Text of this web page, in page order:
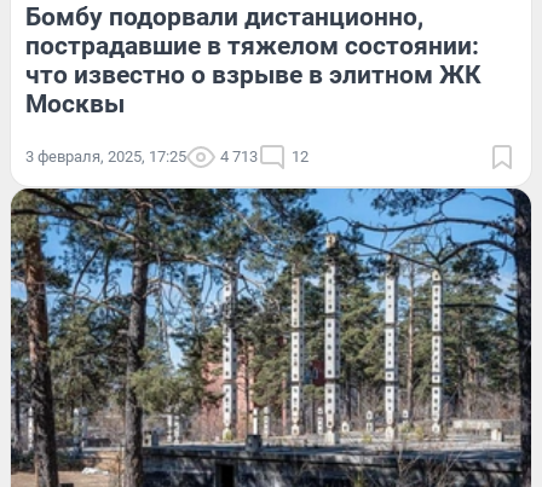
Бомбу подорвали дистанционно,
пострадавшие в тяжелом состоянии:
что известно о взрыве в элитном ЖК
Москвы
3 февраля, 2025, 17:25 4 713 12